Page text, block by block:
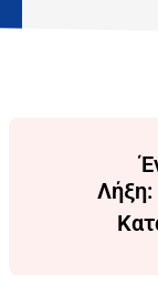
Λήξη: